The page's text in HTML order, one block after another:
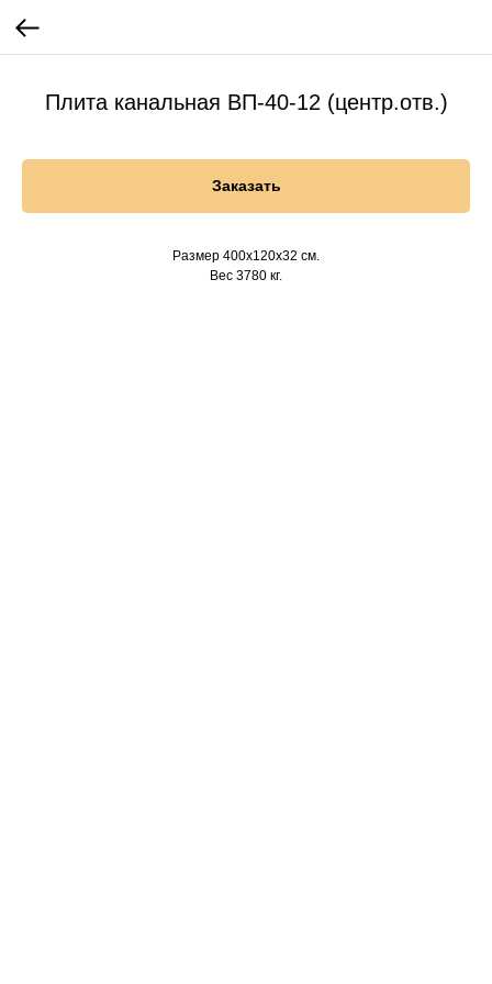
Плита канальная ВП-40-12 (центр.отв.)
Заказать
Размер 400х120х32 см.
Вес 3780 кг.